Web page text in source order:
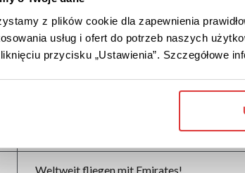
z plików cookie dla zapewnienia
usług i ofert do potrzeb naszych
przycisku „Ustawienia”. Szczegółowe
Emirates
Beschreibung der Ermäßigung
Weltweit fliegen mit Emirates!